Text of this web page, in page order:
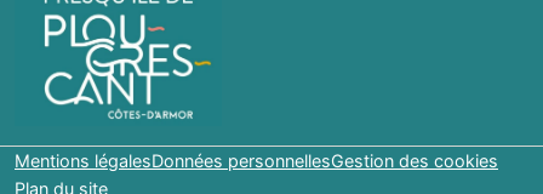
Mentions légalesDonnées personnellesGestion des cookies
Plan du site